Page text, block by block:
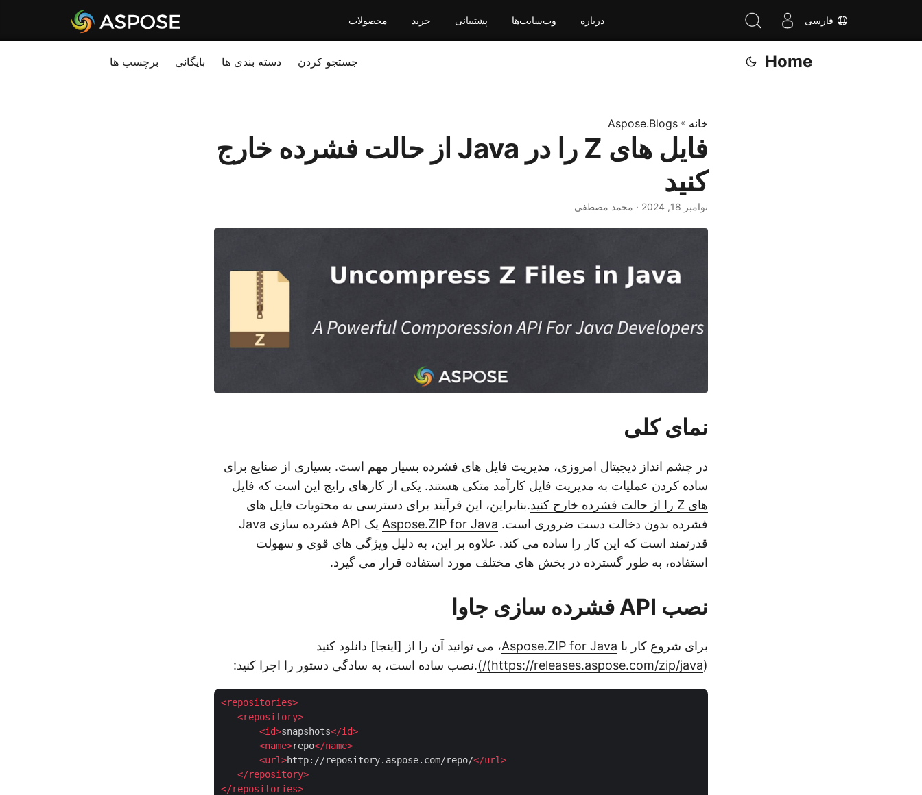
فارسی محصولات خرید پشتیبانی وب‌سایت‌ها درباره
Home جستجو کردن دسته بندی ها بایگانی برچسب ها
خانه »
Aspose.Blogs
فایل های Z را در Java از حالت فشرده خارج
کنید
نوامبر 18, 2024 · محمد مصطفی
نمای کلی
در چشم انداز دیجیتال امروزی، مدیریت فایل های فشرده بسیار مهم است. بسیاری از صنایع برای
ساده کردن عملیات به مدیریت فایل کارآمد متکی هستند. یکی از کارهای رایج این است که فایل
های Z را از حالت فشرده خارج کنید
.بنابراین، این فرآیند برای دسترسی به محتویات فایل های
فشرده بدون دخالت دست ضروری است. Aspose.ZIP for Java
یک API فشرده سازی Java
قدرتمند است که این کار را ساده می کند. علاوه بر این، به دلیل ویژگی های قوی و سهولت
استفاده، به طور گسترده در بخش های مختلف مورد استفاده قرار می گیرد.
نصب API فشرده سازی جاوا
برای شروع کار با Aspose.ZIP for Java، می توانید آن را از [اینجا] دانلود کنید
(
https://releases.aspose.com/zip/java)/) .نصب ساده است، به سادگی دستور را اجرا کنید:
<repositories>
<repository>
<id>snapshots</id>
<name>repo</name>
<url>http://repository.aspose.com/repo/</url>
</repository>
</repositories>